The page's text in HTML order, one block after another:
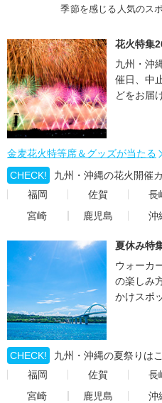
季節を感じる人気のス
花火特集
九州・沖
催日、中
どをお届
金麦花火特等席＆グッズが当たる
CHECK!
九州・沖縄の花火開催
福岡
佐賀 長
宮崎
鹿児島 沖
夏休み特
ウォーカ
の楽しみ
かけスポ
CHECK!
九州・沖縄の夏祭りは
福岡
佐賀 長
宮崎
鹿児島 沖